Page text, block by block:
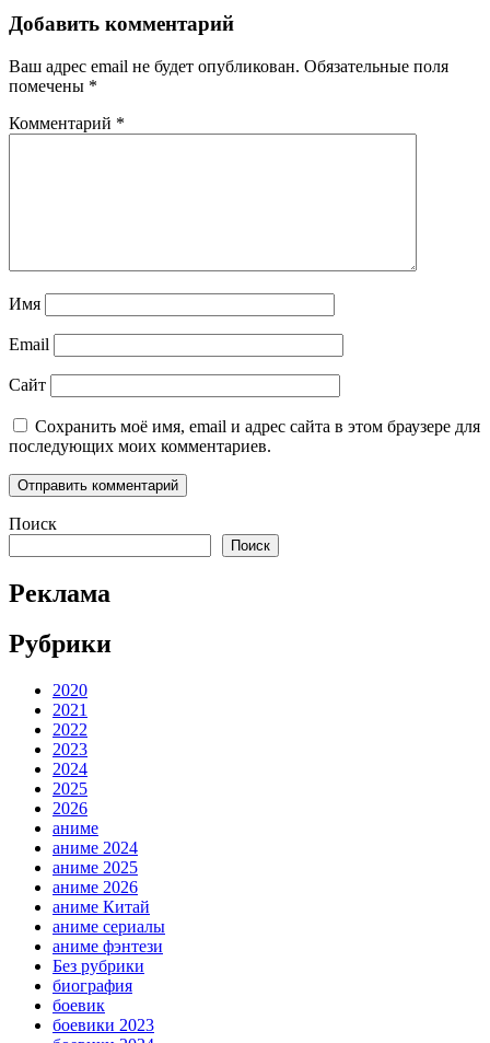
Добавить комментарий
Ваш адрес email не будет опубликован. Обязательные поля
помечены *
Комментарий *
Имя
Email
Сайт
Сохранить моё имя, email и адрес сайта в этом браузере для
последующих моих комментариев.
Поиск
Поиск
Реклама
Рубрики
2020
2021
2022
2023
2024
2025
2026
аниме
аниме 2024
аниме 2025
аниме 2026
аниме Китай
аниме сериалы
аниме фэнтези
Без рубрики
биография
боевик
боевики 2023